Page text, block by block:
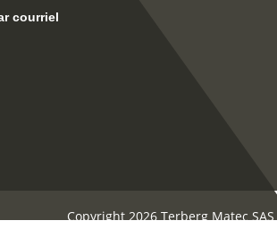
courriel
Copyright 2026 Terberg Matec SAS